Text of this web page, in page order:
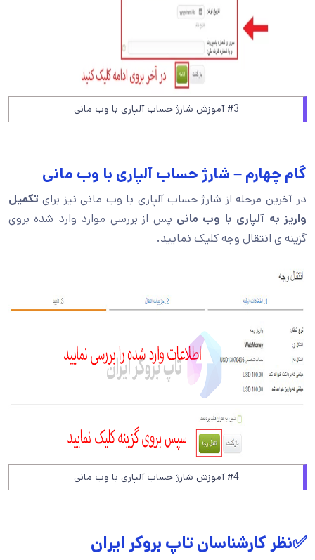
#3 آموزش شارژ حساب آلپاری با وب مانی
گام چهارم – شارژ حساب آلپاری با وب مانی
در آخرین مرحله از شارژ حساب آلپاری با وب مانی نیز برایتکمیل
واریز به آلپاری با وب مانی پس از بررسی موارد وارد شده بروی
گزینه ی انتقال وجه کلیک نمایید.
#4 آموزش شارژ حساب آلپاری با وب مانی
✅نظر کارشناسان تاپ بروکر ایران